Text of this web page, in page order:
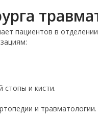
пациентов в
стопы и кисти.
и травматологии.